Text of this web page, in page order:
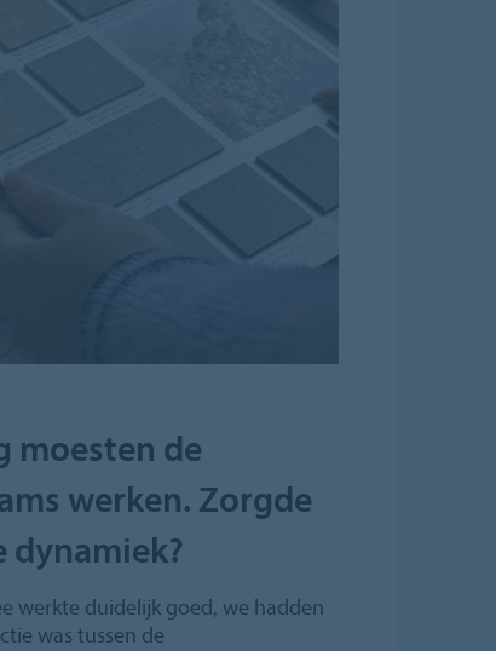
moesten de
werken. Zorgde
dynamiek?
werkte duidelijk goed, we hadden
was tussen de